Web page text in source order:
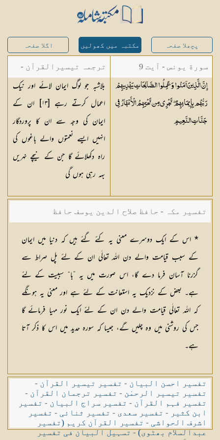
پچھلا صفحہ مکتبہ میں کھولیں اگلا صفحہ
سورة یونس - آیت 9
إِنَّ الَّذِينَ آمَنُوا وَعَمِلُوا الصَّالِحَاتِ يَهْدِيهِمْ
رَبُّهُم بِإِيمَانِهِمْ ۖ تَجْرِي مِن تَحْتِهِمُ الْأَنْهَارُ فِي
جَنَّاتِالنَّعِيمِ
ترجمہ تیسیرالقرآن -
مولانا عبد الرحمن
کیلانی
بلاشبہ جو لوگ ایمان لائے اور نیک
اعمال کرتے رہے [١٣] ان کے
ایمان کی وجہ سے ان کا پروردگار
انہیں ایسے نعمتوں والے باغوں کی
راہ دکھلائے گا جن کے نیچے نہریں
بہہ رہی ہوں گی
تفسیر مکہ - حافظ صلاح الدین یوسف حافظ
* اس کے ایک دوسرے معنی یہ کئے گئے ہیں کہ دنیا میں ایمان
کے سبب قیامت والے دن اللہ تعالٰی ان کے لئے پل صراط سے
گزرنا آسان فرما دے گا، اس صورت میں یہ ”با“ سببیت کے لئے
ہے۔ بعض کے نزدیک یہ استعانت کے لئے ہے اور معنی یہ ہونگے
کہ اللہ تعالٰی قیامت والے دن ان کے لئے ایک نور مہیا فرمائے گا
جس کی روشنی میں وہ چلیں گے، جیسا کہ سورہ حدید میں اس کا ذکر آتا
ہے۔
تفسیر احسن البیان - تفسیر تیسیر القرآن -
تفسیر تیسیر الرحمٰن - تفسیر ترجمان القرآن -
تفسیر فہم القرآن - تفسیر سراج البیان - تفسیر
ابن کثیر - تفسیر سعدی - تفسیر ثنائی - تفسیر
اشرف الحواشی - تفسیر القرآن کریم (تفسیر
عبدالسلام بھٹوی)-تسہیل البیان فی تفسیر